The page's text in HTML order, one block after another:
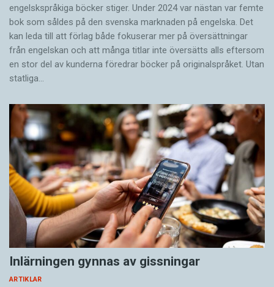
engelskspråkiga böcker stiger. Under 2024 var nästan var femte
bok som såldes på den svenska marknaden på engelska. Det
kan leda till att förlag både fokuserar mer på översättningar
från engelskan och att många titlar inte översätts alls eftersom
en stor del av kunderna föredrar böcker på originalspråket. Utan
statliga…
Inlärningen gynnas av gissningar
ARTIKLAR